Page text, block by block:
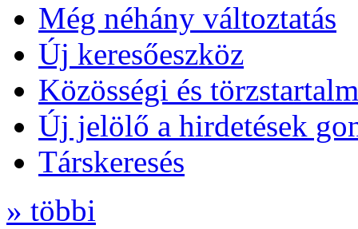
Még néhány változtatás
Új keresőeszköz
Közösségi és
Új jelölő a hirdetések
Társkeresés
» többi